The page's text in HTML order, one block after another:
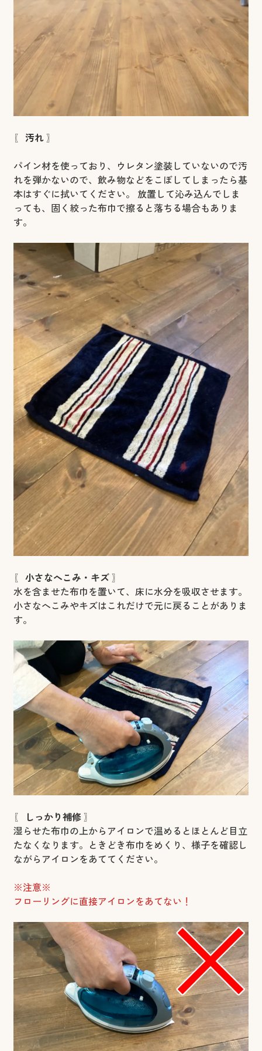
〖 汚れ〗
パイン材を使っており、ウレタン塗装していないので汚
れを弾かないので、飲み物などをこぼしてしまったら基
本はすぐに拭いてください。 放置して沁み込んでしま
っても、固く絞った布巾で擦ると落ちる場合もありま
す。
〖小さなへこみ・キズ〗
水を含ませた布巾を置いて、床に水分を吸収させます。
小さなへこみやキズはこれだけで元に戻ることがありま
す。
〖 しっかり補修〗
湿らせた布巾の上からアイロンで温めるとほとんど目立
たなくなります。ときどき布巾をめくり、様子を確認し
ながらアイロンをあててください。
※注意※
フローリングに直接アイロンをあてない！